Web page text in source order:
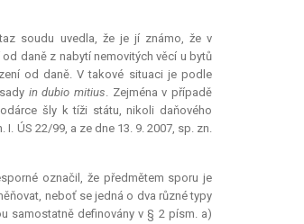
soudu uvedla, že je jí známo, že v
daně z nabytí nemovitých věcí u bytů
od daně. V takové situaci je podle
in dubio mitius. Zejména v případě
šly k tíži státu, nikoli daňového
ÚS 22/99, a ze dne 13. 9. 2007, sp. zn.
označil, že předmětem sporu je
neboť se jedná o dva různé typy
samostatně definovány v § 2 písm. a)